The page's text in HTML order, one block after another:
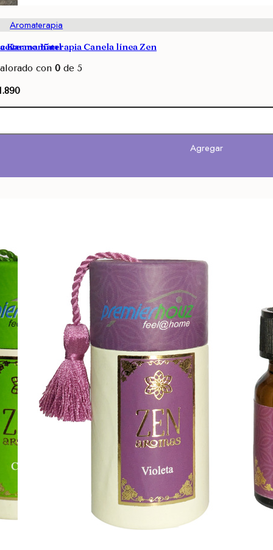
Karma 15ml
Aromaterapia
aromaterapia Canela línea Zen
con 0de 5
Agregar